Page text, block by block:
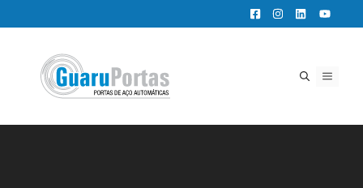
para
conteúdo
MENU